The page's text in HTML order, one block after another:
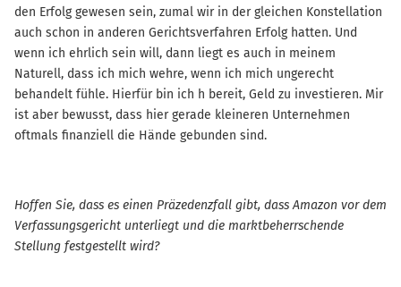
den Erfolg gewesen sein, zumal wir in der gleichen Konstellation
auch schon in anderen Gerichtsverfahren Erfolg hatten. Und
wenn ich ehrlich sein will, dann liegt es auch in meinem
Naturell, dass ich mich wehre, wenn ich mich ungerecht
behandelt fühle. Hierfür bin ich h bereit, Geld zu investieren. Mir
ist aber bewusst, dass hier gerade kleineren Unternehmen
oftmals finanziell die Hände gebunden sind.
Hoffen Sie, dass es einen Präzedenzfall gibt, dass Amazon vor dem
Verfassungsgericht unterliegt und die marktbeherrschende
Stellung festgestellt wird?